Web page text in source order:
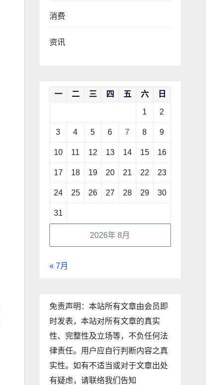
消费
资讯
2026年 8月
一 二 三 四 五 六 日
1 2
3 4 5 6 7 8 9
10 11 12 13 14 15 16
17 18 19 20 21 22 23
24 25 26 27 28 29 30
31
« 7月
免责声明：本站所有文章由会员即
时发表，本站对所有文章的真实
性、完整性及立场等，不负任何法
律责任。用户应自行判断内容之真
实性。如有不适当或对于文章出处
有疑虑，请联络我们告知